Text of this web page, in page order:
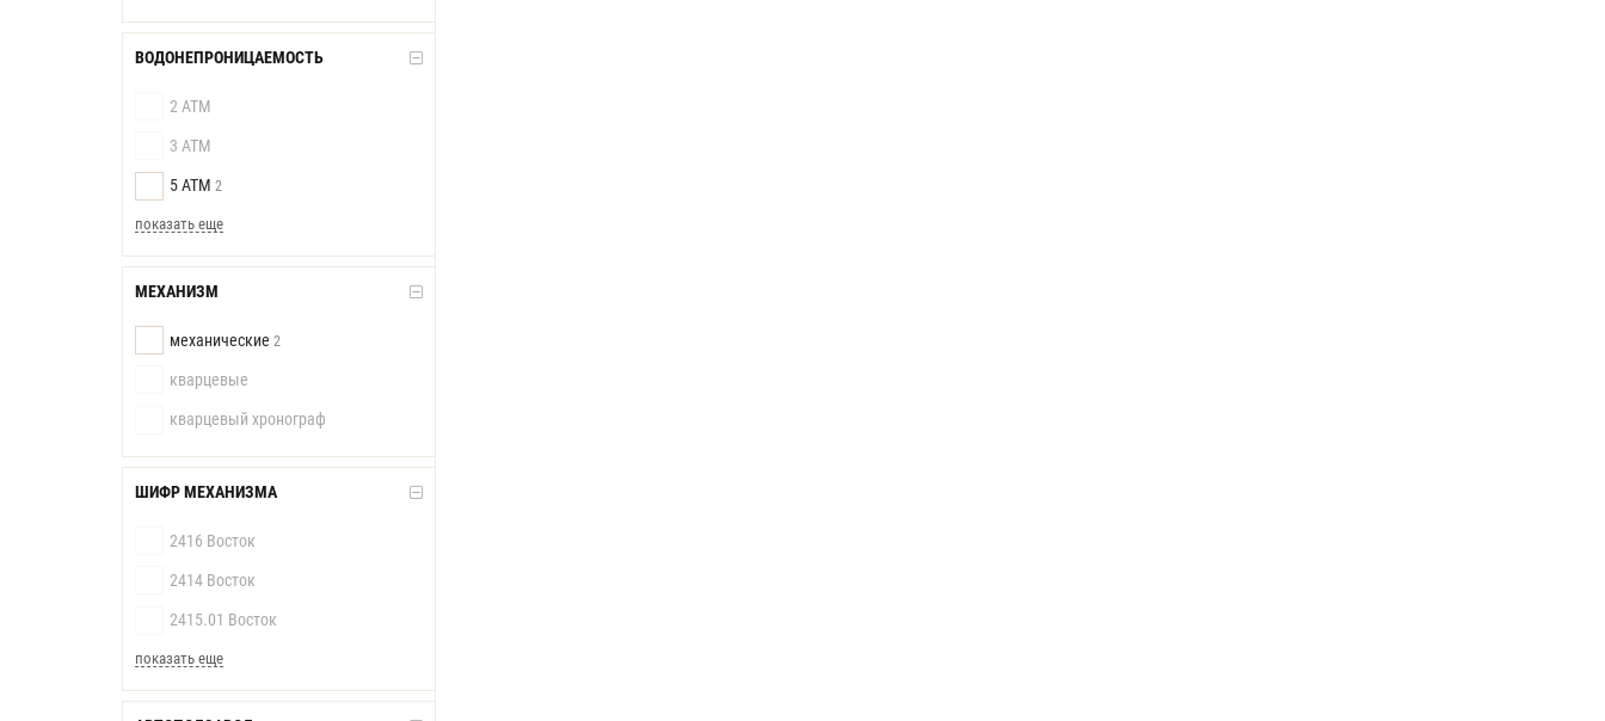
ВОДОНЕПРОНИЦАЕМОСТЬ
2 АТМ
3 АТМ
5 АТМ 2
показать еще
МЕХАНИЗМ
механические 2
кварцевые
кварцевый хронограф
ШИФР МЕХАНИЗМА
2416 Восток
2414 Восток
2415.01 Восток
показать еще